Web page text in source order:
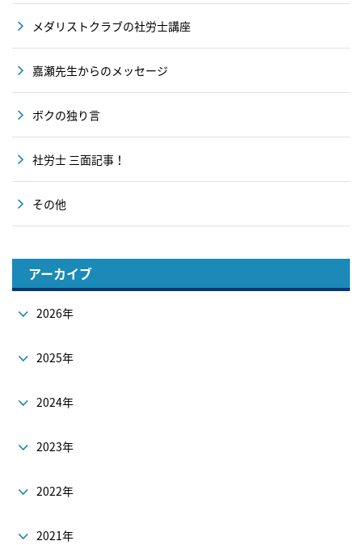
メダリストクラブの社労士講座
嘉瀬先生からのメッセージ
ボクの独り言
社労士 三面記事！
その他
アーカイブ
2026年
2025年
2024年
2023年
2022年
2021年